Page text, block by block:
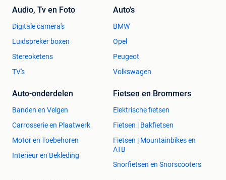
Audio, Tv en Foto
Digitale camera's
Luidspreker boxen
Stereoketens
TV's
Auto's
BMW
Opel
Peugeot
Volkswagen
Auto-onderdelen
Banden en Velgen
Carrosserie en Plaatwerk
Motor en Toebehoren
Interieur en Bekleding
Fietsen en Brommers
Elektrische fietsen
Fietsen | Bakfietsen
Fietsen | Mountainbikes en
ATB
Snorfietsen en Snorscooters